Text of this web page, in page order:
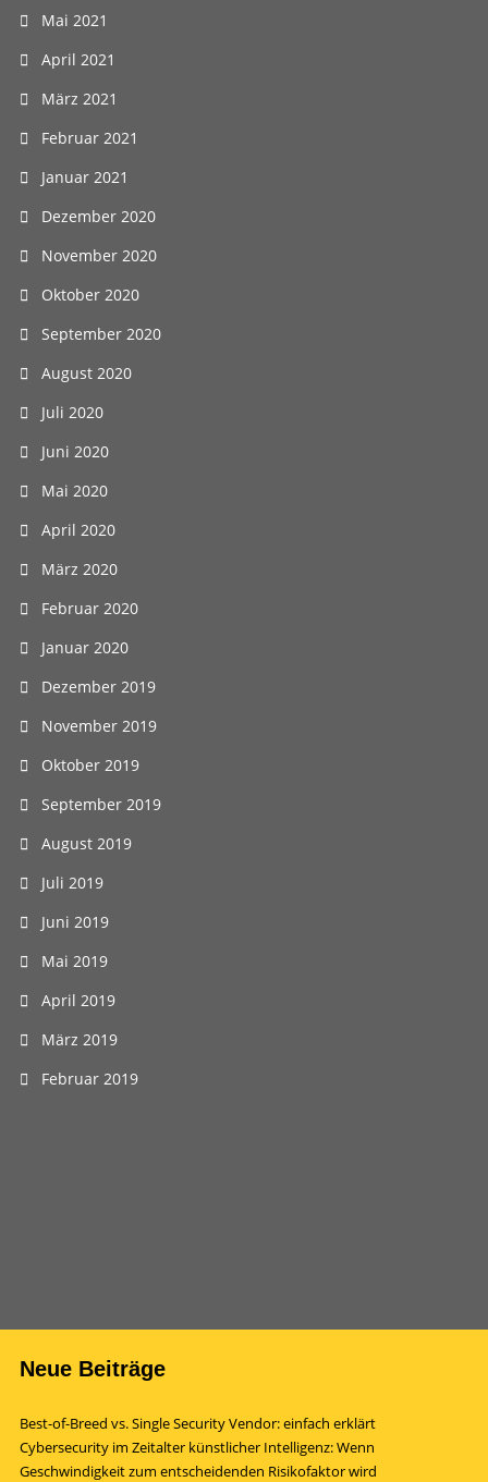
Mai 2021
April 2021
März 2021
Februar 2021
Januar 2021
Dezember 2020
November 2020
Oktober 2020
September 2020
August 2020
Juli 2020
Juni 2020
Mai 2020
April 2020
März 2020
Februar 2020
Januar 2020
Dezember 2019
November 2019
Oktober 2019
September 2019
August 2019
Juli 2019
Juni 2019
Mai 2019
April 2019
März 2019
Februar 2019
Neue Beiträge
Best-of-Breed vs. Single Security Vendor: einfach erklärt
Cybersecurity im Zeitalter künstlicher Intelligenz: Wenn
Geschwindigkeit zum entscheidenden Risikofaktor wird